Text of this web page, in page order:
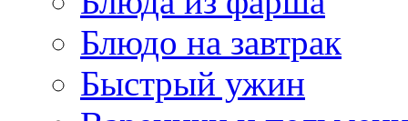
Блюдо на завтрак
Быстрый ужин